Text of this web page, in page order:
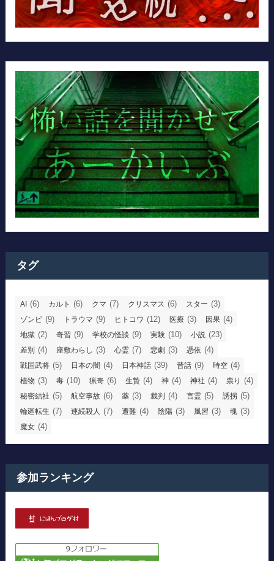
タグ
AI (6) カルト (6) クマ (7) クリスマス (6) スター (3)
ゾンビ (9) トラウマ (9) ヒトコワ (12) 医療 (3) 因果 (4)
地獄 (2) 奇習 (9) 学校の怪談 (9) 実験 (10) 小説 (23)
差別 (4) 座敷わらし (3) 心霊 (7) 悲劇 (3) 憑依 (4)
戦国武将 (5) 日本の闇 (4) 日本神話 (39) 昔話 (9) 時空 (4)
植物 (3) 毒 (10) 猟奇 (6) 生贄 (4) 神 (4) 神社 (4) 祟り (4)
秘密結社 (5) 航空事故 (6) 薬 (3) 裁判 (4) 言霊 (5) 誘拐 (5)
輪廻転生 (7) 連続殺人 (7) 遭難 (4) 陰陽 (3) 風習 (3) 魂 (3)
魔女 (4)
参加ランキング